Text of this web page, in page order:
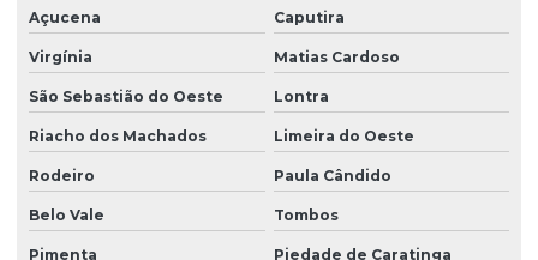
Açucena Caputira
Virgínia Matias Cardoso
São Sebastião do Oeste Lontra
Riacho dos Machados Limeira do Oeste
Rodeiro Paula Cândido
Belo Vale Tombos
Pimenta Piedade de Caratinga